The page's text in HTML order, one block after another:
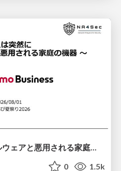
0 1.5k